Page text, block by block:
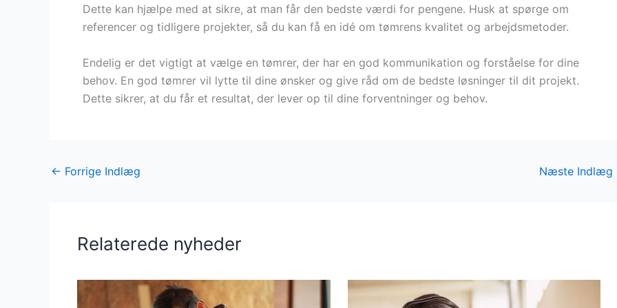
Dette kan hjælpe med at sikre, at man får den bedste værdi for pengene. Husk at spørge om
referencer og tidligere projekter, så du kan få en idé om tømrens kvalitet og arbejdsmetoder.
Endelig er det vigtigt at vælge en tømrer, der har en god kommunikation og forståelse for dine
behov. En god tømrer vil lytte til dine ønsker og give råd om de bedste løsninger til dit projekt.
Dette sikrer, at du får et resultat, der lever op til dine forventninger og behov.
← Forrige Indlæg Næste Indlæg
Relaterede nyheder